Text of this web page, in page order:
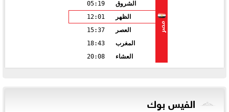
مصر
الشروق
05:19
الظهر
12:01
العصر
15:37
المغرب
18:43
العشاء
20:08
الفيس بوك